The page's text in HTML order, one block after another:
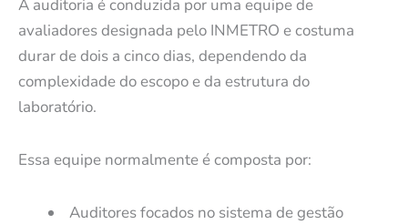
A auditoria é conduzida por uma equipe de
avaliadores designada pelo INMETRO e costuma
durar de dois a cinco dias, dependendo da
complexidade do escopo e da estrutura do
laboratório.
Essa equipe normalmente é composta por:
Auditores focados no sistema de gestão